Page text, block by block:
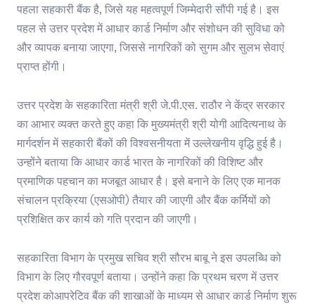
पहला सहकारी बैंक है, जिसे यह महत्वपूर्ण जिम्मेदारी सौंपी गई है। इस
पहल से उत्तर प्रदेश में आधार कार्ड निर्माण और संशोधन की सुविधा को
और व्यापक बनाया जाएगा, जिससे नागरिकों को सुगम और सुलभ सेवाएं
प्राप्त होंगी।
उत्तर प्रदेश के सहकारिता मंत्री श्री जे.पी.एस. राठौर ने केंद्र सरकार
का आभार व्यक्त करते हुए कहा कि मुख्यमंत्री श्री योगी आदित्यनाथ के
मार्गदर्शन में सहकारी बैंकों की विश्वसनीयता में उल्लेखनीय वृद्धि हुई है।
उन्होंने बताया कि आधार कार्ड भारत के नागरिकों की विशिष्ट और
प्रमाणिक पहचान का मजबूत आधार है। इसे बनाने के लिए एक मानक
संचालन प्रक्रिया (एसओपी) तैयार की जाएगी और बैंक कर्मियों को
प्रशिक्षित कर कार्य को गति प्रदान की जाएगी।
सहकारिता विभाग के प्रमुख सचिव श्री सौरभ बाबू ने इस उपलब्धि को
विभाग के लिए गौरवपूर्ण बताया। उन्होंने कहा कि प्रथम चरण में उत्तर
प्रदेश कोआपरेटिव बैंक की शाखाओं के माध्यम से आधार कार्ड निर्माण शुरू